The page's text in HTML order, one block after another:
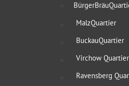
MalzQuartier
BuckauQuartier
Virchow Quartier
Ravensberg